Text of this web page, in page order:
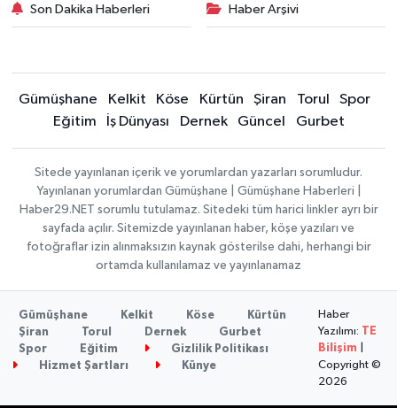
Son Dakika Haberleri Haber Arşivi
Gümüşhane Kelkit Köse Kürtün Şiran Torul
Spor
Eğitim
İş Dünyası Dernek Güncel Gurbet
Sitede yayınlanan içerik ve yorumlardan yazarları sorumludur.
Yayınlanan yorumlardan Gümüşhane | Gümüşhane Haberleri |
Haber29.NET sorumlu tutulamaz. Sitedeki tüm harici linkler ayrı bir
sayfada açılır. Sitemizde yayınlanan haber, köşe yazıları ve
fotoğraflar izin alınmaksızın kaynak gösterilse dahi, herhangi bir
ortamda kullanılamaz ve yayınlanamaz
Gümüşhane Kelkit Köse
Kürtün
Şiran
Torul Dernek
Gurbet
Spor
Eğitim
Gizlilik Politikası
Hizmet Şartları
Künye
Haber
Yazılımı:
TE
Bilişim
Copyright ©
2026